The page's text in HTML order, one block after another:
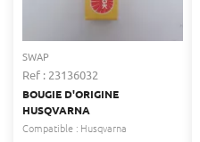
SWAP
Ref : 23136032
BOUGIE D'ORIGINE
HUSQVARNA
Compatible : Husqvarna